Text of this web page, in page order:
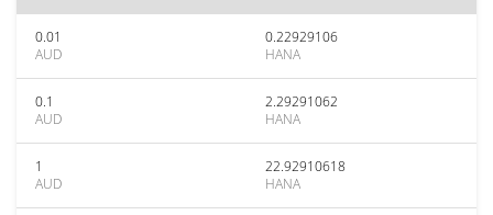
0.01
AUD
0.22929106
HANA
0.1
AUD
2.29291062
HANA
1
AUD
22.92910618
HANA